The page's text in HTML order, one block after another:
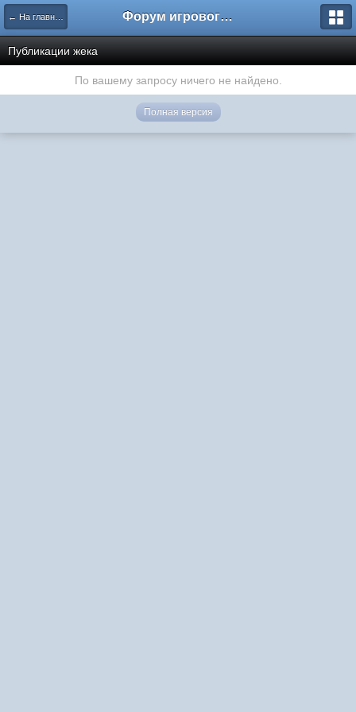
← На главную Форум игрового проекта Riverrise
Публикации жека
По вашему запросу ничего не найдено.
Полная версия